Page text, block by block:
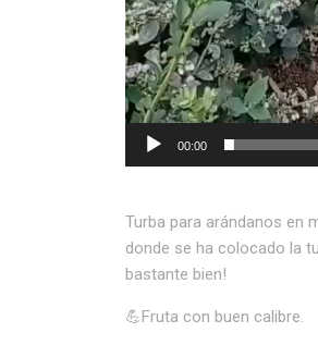
00:00
Turba para arándanos en
donde se ha colocado la
bastante bien!
💪Fruta con buen calibre.